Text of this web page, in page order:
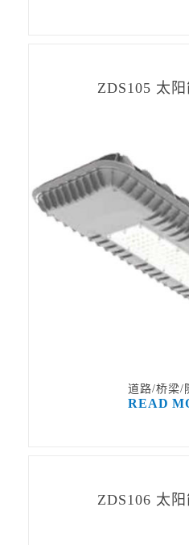
ZDS105 太
道路/桥梁/
READ
ZDS106 太